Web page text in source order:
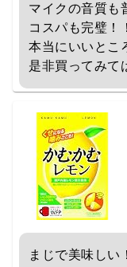
マイクの音質も
コスパも完璧！！
本当にいいとこ
是非買ってみて
まじで美味しい